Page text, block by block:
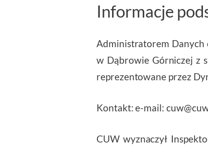
Informacje
Administratorem
w Dąbrowie Górniczej z
reprezentowane przez
Kontakt: e-mail:
CUW wyznaczył